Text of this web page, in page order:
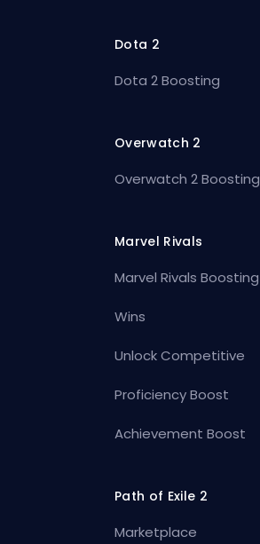
Dota 2
Dota 2 Boosting
Overwatch 2
Overwatch 2 Boosting
Marvel Rivals
Marvel Rivals Boosting
Wins
Unlock Competitive
Proficiency Boost
Achievement Boost
Path of Exile 2
Marketplace